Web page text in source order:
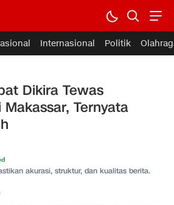
Internasional Politik
Dikira Tewas
Ternyata
akurasi, struktur, dan kualitas berita.